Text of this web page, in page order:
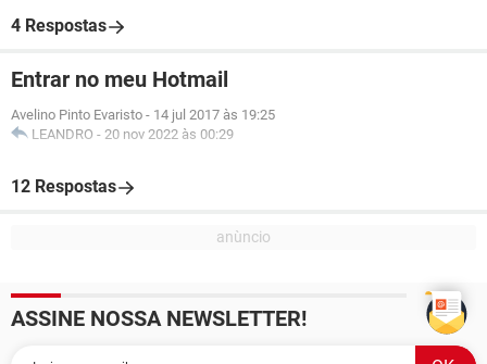
4 Respostas
Entrar no meu Hotmail
Avelino Pinto Evaristo - 14 jul 2017 às 19:25
LEANDRO - 20 nov 2022 às 00:29
12 Respostas
ASSINE NOSSA NEWSLETTER!